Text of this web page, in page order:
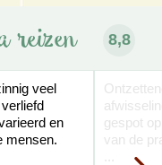
reizen 8,8
veel
en
mensen.
gespot
van de